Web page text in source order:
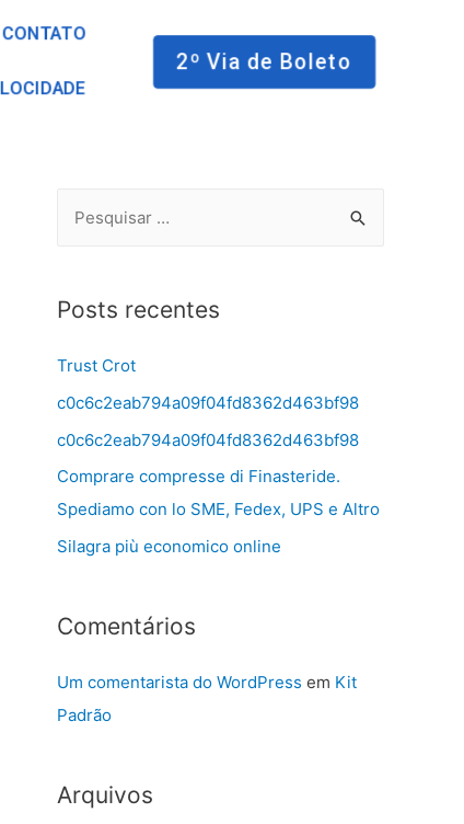
CONTATO
2º Via de Boleto
Posts recentes
Trust Crot
c0c6c2eab794a09f04fd8362d463bf98
c0c6c2eab794a09f04fd8362d463bf98
Comprare compresse di Finasteride.
Spediamo con lo SME, Fedex, UPS e Altro
Silagra più economico online
Comentários
Um comentarista do WordPress em Kit
Padrão
Arquivos